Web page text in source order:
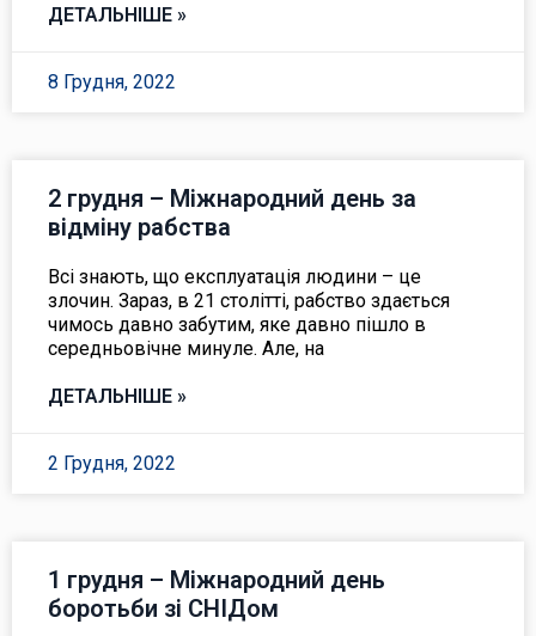
ДЕТАЛЬНІШЕ »
8 Грудня, 2022
2 грудня – Міжнародний день за
відміну рабства
Всі знають, що експлуатація людини – це
злочин. Зараз, в 21 столітті, рабство здається
чимось давно забутим, яке давно пішло в
середньовічне минуле. Але, на
ДЕТАЛЬНІШЕ »
2 Грудня, 2022
1 грудня – Міжнародний день
боротьби зі СНІДом